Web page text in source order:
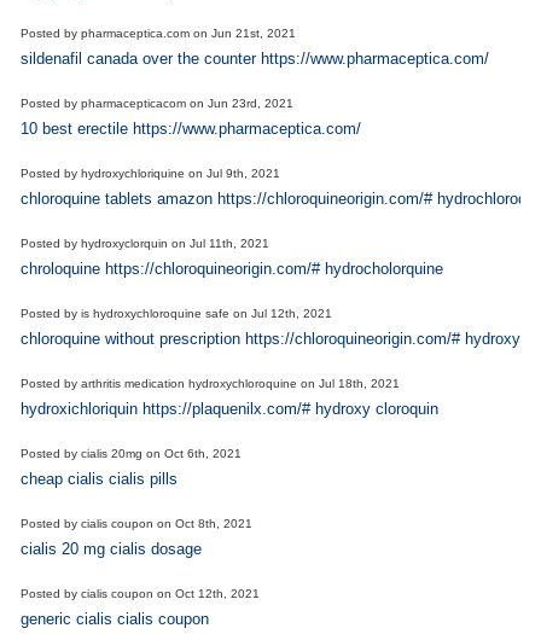
Posted bypharmaceptica.comonJun 21st, 2021
sildenafil canada over the counter https://www.pharmaceptica.com/
Posted bypharmacepticacomonJun 23rd, 2021
10 best erectile https://www.pharmaceptica.com/
Posted byhydroxychloriquineonJul 9th, 2021
chloroquine tablets amazon https://chloroquineorigin.com/#
Posted byhydroxyclorquinonJul 11th, 2021
chroloquine https://chloroquineorigin.com/# hydrocholorquine
Posted byis hydroxychloroquine safeonJul 12th, 2021
chloroquine without prescription https://chloroquineorigin.com/#
Posted byarthritis medication hydroxychloroquineonJul 18th, 2021
hydroxichloriquin https://plaquenilx.com/# hydroxy cloroquin
Posted bycialis 20mgonOct 6th, 2021
cheap cialis cialis pills
Posted bycialis coupononOct 8th, 2021
cialis 20 mg cialis dosage
Posted bycialis coupononOct 12th, 2021
generic cialis cialis coupon